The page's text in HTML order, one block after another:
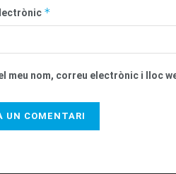
*
meu nom, correu electrònic i lloc